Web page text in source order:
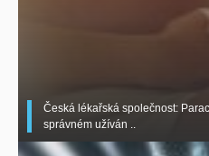
Česká lékařská společnost:
správném užíván ..